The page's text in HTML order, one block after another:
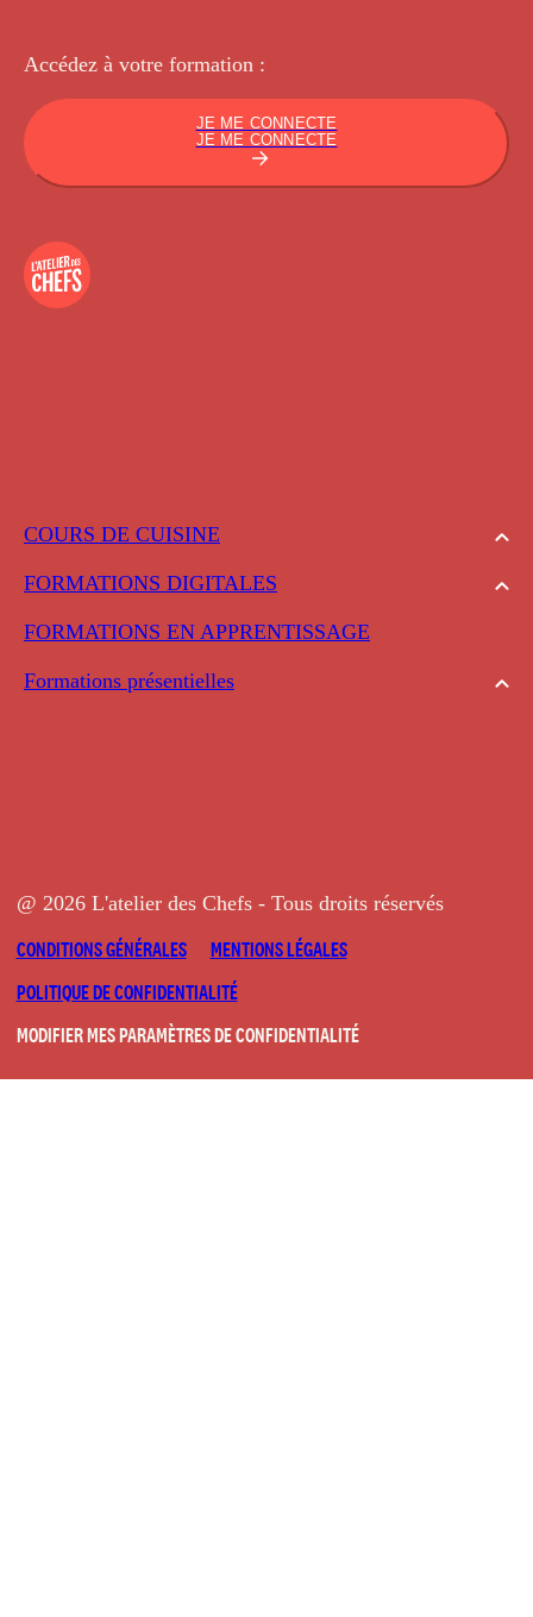
COURS DE CUISINE
FORMATIONS DIGITALES
FORMATIONS EN APPRENTISSAGE
Formations présentielles
Accédez à votre formation :
JE ME CONNECTE
JE ME CONNECTE
@ 2026 L'atelier des Chefs - Tous droits réservés
CONDITIONS GÉNÉRALES
MENTIONS LÉGALES
POLITIQUE DE CONFIDENTIALITÉ
MODIFIER MES PARAMÈTRES DE CONFIDENTIALITÉ